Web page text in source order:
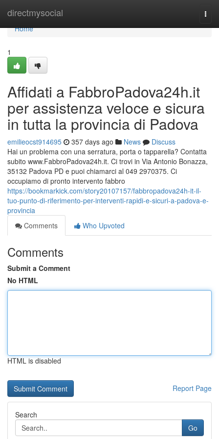
directmysocial
Home
Home
1
Affidati a FabbroPadova24h.it
per assistenza veloce e sicura
in tutta la provincia di Padova
emilieocst914695 357 days ago News
Discuss
Hai un problema con una serratura, porta o tapparella? Contatta
subito www.FabbroPadova24h.it. Ci trovi in Via Antonio Bonazza,
35132 Padova PD e puoi chiamarci al 049 2970375. Ci
occupiamo di pronto intervento fabbro
https://bookmarkick.com/story20107157/fabbropadova24h-it-il-
tuo-punto-di-riferimento-per-interventi-rapidi-e-sicuri-a-padova-e-
provincia
Comments
Who Upvoted
Comments
Submit a Comment
No HTML
HTML is disabled
Report Page
Search
Go